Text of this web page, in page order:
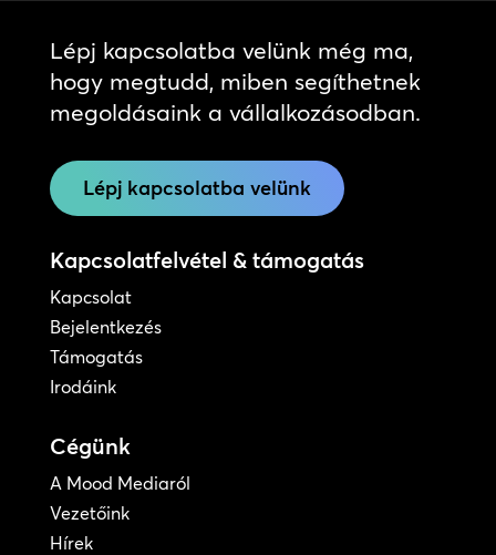
Lépj kapcsolatba velünk még ma,
hogy megtudd, miben segíthetnek
megoldásaink a vállalkozásodban.
Lépj kapcsolatba velünk
Kapcsolatfelvétel & támogatás
Kapcsolat
Bejelentkezés
Támogatás
Irodáink
Cégünk
A Mood Mediaról
Vezetőink
Hírek